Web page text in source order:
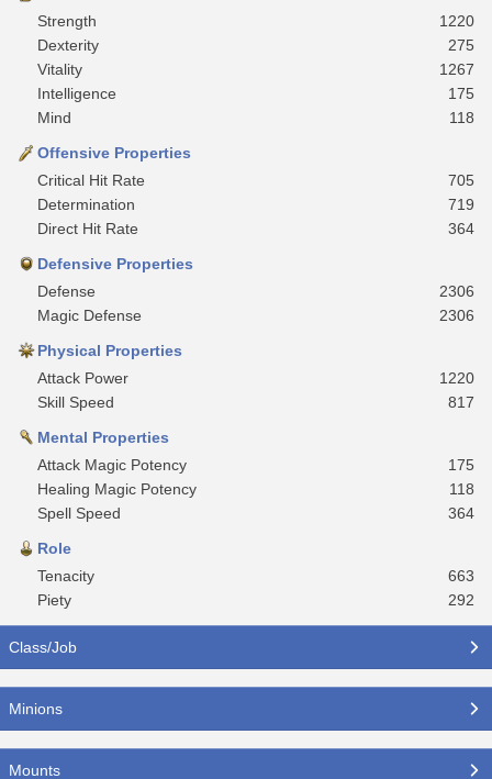
Strength
1220
Dexterity
275
Vitality
1267
Intelligence
175
Mind
118
Offensive Properties
Critical Hit Rate
705
Determination
719
Direct Hit Rate
364
Defensive Properties
Defense
2306
Magic Defense
2306
Physical Properties
Attack Power
1220
Skill Speed
817
Mental Properties
Attack Magic Potency
175
Healing Magic Potency
118
Spell Speed
364
Role
Tenacity
663
Piety
292
Class/Job
Minions
Mounts